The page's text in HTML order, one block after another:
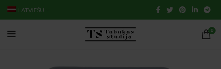
LATVIEŠU
0